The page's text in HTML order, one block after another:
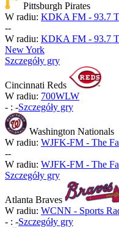
Pittsburgh Pirates
W radiu: KDKA FM - 93.7
--
W radiu: KDKA FM - 93.7
New York
Szczegóły gry
Cincinnati Reds
W radiu: 700WLW
- : -Szczegóły gry
Washington Nationals
W radiu: WJFK-FM - The
--
W radiu: WJFK-FM - The
Szczegóły gry
Atlanta Braves
W radiu: WCNN - Sports
- : -Szczegóły gry